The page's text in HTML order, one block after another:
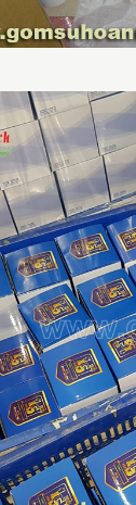
BỘ ẤM
QUÀ
NHÂN DỊP